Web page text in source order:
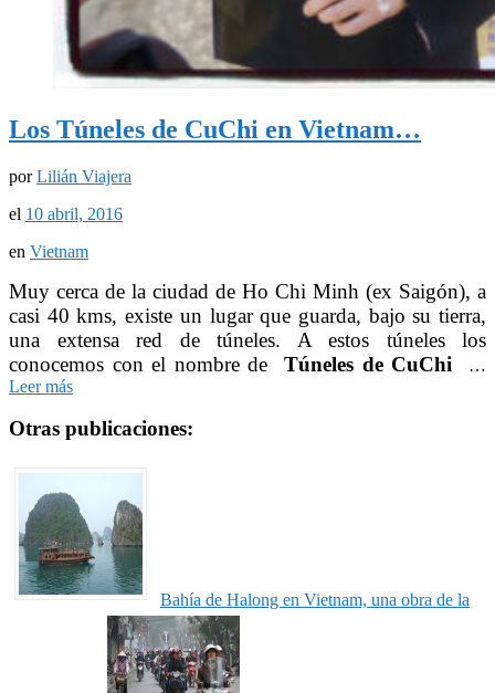
Los Túneles de CuChi en Vietnam…
porLilián Viajera
el 10 abril, 2016
en Vietnam
Muy cerca de la ciudad de Ho Chi Minh (ex Saigón), a
casi 40 kms, existe un lugar que guarda, bajo su tierra,
una extensa red de túneles. A estos túneles los
conocemos con el nombre de Túneles de CuChi
…
Leer más
Otras publicaciones:
Bahía de Halong en Vietnam, una obra de la